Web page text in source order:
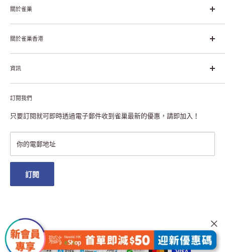
關於雀巢
雀巢集團起源於1866年的瑞士，目前是全球領先的「營養、健康、
幸福生活」企業。雀巢的目標是「我們充分發掘食品的力量，提升
關於雀巢香港
關於雀巢香港
雀巢香港創造共享價值
聯絡我們
私隱聲明
註冊NESCAFÉ® Dolce Gusto®咖啡機
資訊
付款及送貨
退貨或更換
常見問題
雀巢會員獎賞
澳門地區送貨
訂閱我們
只要訂閱就可即時透過電子郵件收到雀巢最新的優惠，請即加入！
你的電郵地址
訂閱
我們接受